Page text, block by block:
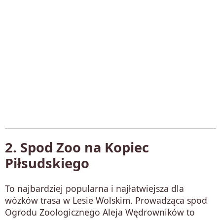
2. Spod Zoo na Kopiec
Piłsudskiego
To najbardziej popularna i najłatwiejsza dla
wózków trasa w Lesie Wolskim. Prowadząca spod
Ogrodu Zoologicznego Aleja Wędrowników to